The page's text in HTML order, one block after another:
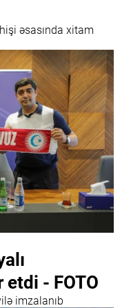
əsasında xitam
- FOTO
imzalanıb